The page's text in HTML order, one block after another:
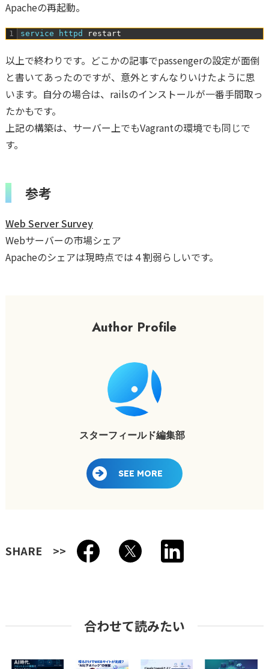
Apacheの再起動。
1 service httpd restart
以上で終わりです。どこかの記事でpassengerの設定が面倒
と書いてあったのですが、意外とすんなりいけたように思
います。自分の場合は、railsのインストールが一番手間取っ
たかもです。
上記の構築は、サーバー上でもVagrantの環境でも同じで
す。
参考
Web Server Survey
Webサーバーの市場シェア
Apacheのシェアは現時点では４割弱らしいです。
Author Profile
スターフィールド編集部
SEE MORE
SHARE
合わせて読みたい